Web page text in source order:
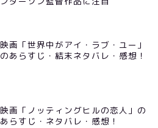
映画「世界中がアイ・ラブ・ユー」
のあらすじ・結末ネタバレ・感想！
映画「ノッティングヒルの恋人」の
あらすじ・ネタバレ・感想！